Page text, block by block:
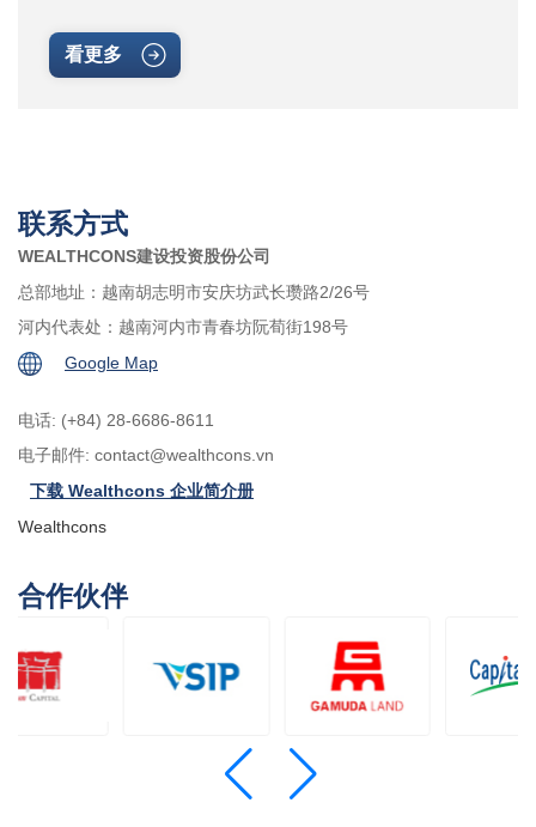
看更多
联系方式
WEALTHCONS建设投资股份公司
总部地址：越南胡志明市安庆坊武长瓒路2/26号
河内代表处：越南河内市青春坊阮荀街198号
Google Map
电话: (+84) 28-6686-8611
电子邮件: contact@wealthcons.vn
下载 Wealthcons 企业简介册
Wealthcons
合作伙伴